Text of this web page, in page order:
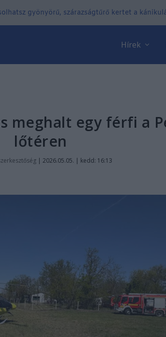
gyönyörű, szárazságtűrő kertet a
Hírek
meghalt egy férfi a
lőtéren
| 2026.05.05. | kedd: 16:13